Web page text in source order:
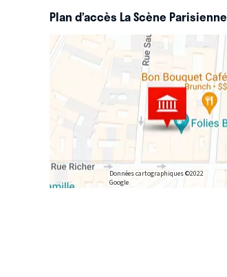
Plan d’accès La Scène Parisienne
Données cartographiques ©2022
Google